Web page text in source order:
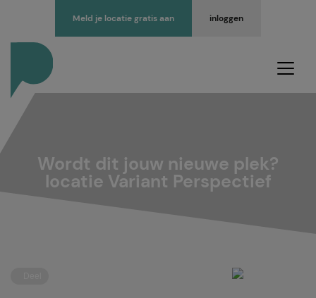
inloggen
Meld je locatie gratis aan
Wordt dit jouw nieuwe plek?
locatie Variant Perspectief